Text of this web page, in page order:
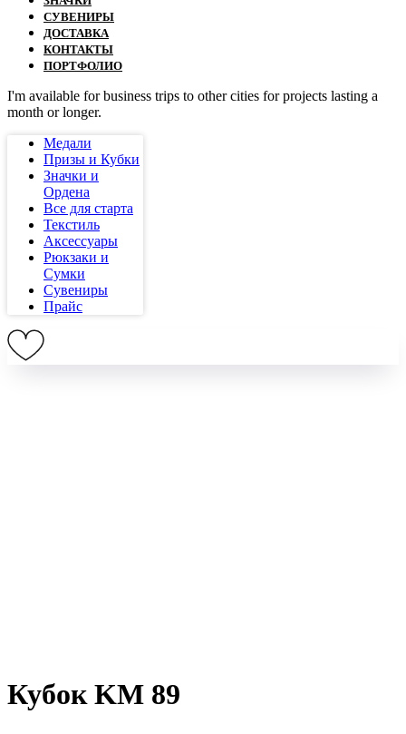
СУВЕНИРЫ
ДОСТАВКА
КОНТАКТЫ
ПОРТФОЛИО
I'm available for business trips to other cities for projects lasting a
month or longer.
Медали
Призы и Кубки
Значки и
Ордена
Все для старта
Текстиль
Аксессуары
Рюкзаки и
Сумки
Сувениры
Прайс
Кубок KM 89